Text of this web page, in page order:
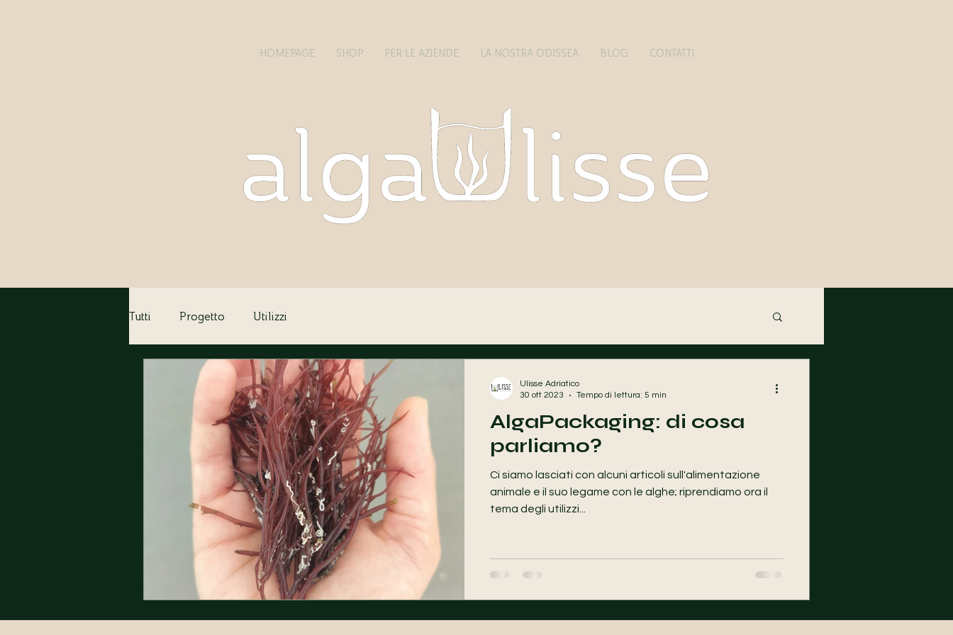
HOMEPAGE SHOP PER LE AZIENDE LA NOSTRA ODISSEA BLOG CONTATTI
Tutti Progetto Utilizzi
AlgaPackaging: di cosa
parliamo?
Ci siamo lasciati con alcuni articoli sull'alimentazione
animale e il suo legame con le alghe; riprendiamo ora il
tema degli utilizzi...
Ulisse Adriatico
30 ott 2023
Tempo di lettura: 5 min